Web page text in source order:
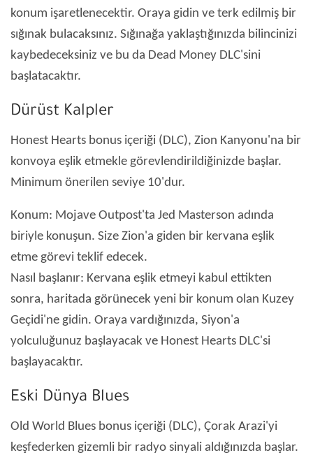
konum işaretlenecektir. Oraya gidin ve terk edilmiş bir
sığınak bulacaksınız. Sığınağa yaklaştığınızda bilincinizi
kaybedeceksiniz ve bu da Dead Money DLC'sini
başlatacaktır.
Dürüst Kalpler
Honest Hearts bonus içeriği (DLC), Zion Kanyonu'na bir
konvoya eşlik etmekle görevlendirildiğinizde başlar.
Minimum önerilen seviye 10'dur.
Konum: Mojave Outpost'ta Jed Masterson adında
biriyle konuşun. Size Zion'a giden bir kervana eşlik
etme görevi teklif edecek.
Nasıl başlanır: Kervana eşlik etmeyi kabul ettikten
sonra, haritada görünecek yeni bir konum olan Kuzey
Geçidi'ne gidin. Oraya vardığınızda, Siyon'a
yolculuğunuz başlayacak ve Honest Hearts DLC'si
başlayacaktır.
Eski Dünya Blues
Old World Blues bonus içeriği (DLC), Çorak Arazi'yi
keşfederken gizemli bir radyo sinyali aldığınızda başlar.